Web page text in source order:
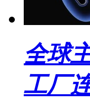
全球
工厂